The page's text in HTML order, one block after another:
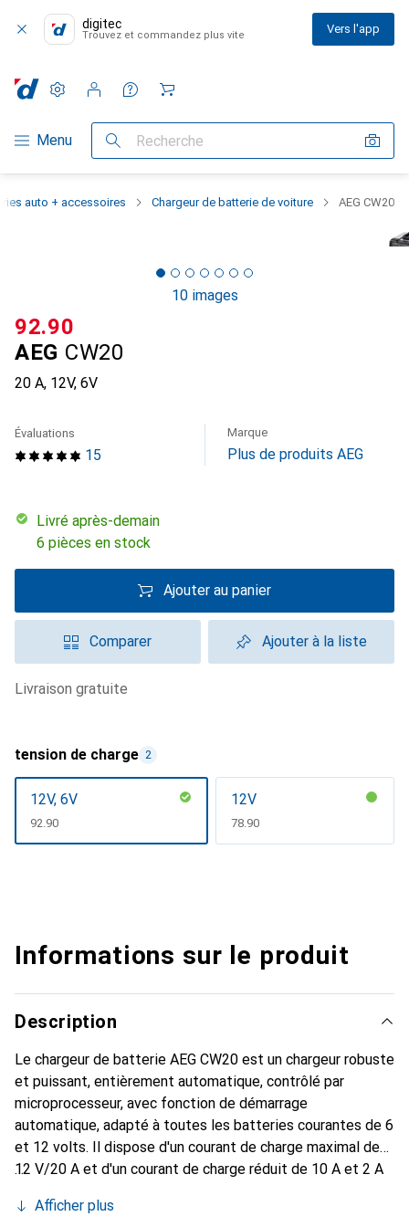
digitec
Trouvez et commandez plus vite Vers l'app
Navigation par catégorie
Menu Recherche
Paramètres
Compte client
Listes de comparaison
Listes d'envies
Panier
auto + accessoires Chargeur de batterie de voiture AEG CW20
10 images
AEG CW20
20 A, 12V, 6V
CHF
92.90
15
Évaluations Marque
Plus de produits AEG
Livré après-demain
6 pièces en stock
Ajouter au panier
Comparer Ajouter à la liste
livraison gratuite
tension de charge 2
12V, 6V
CHF
92.90
12V
CHF
78.90
Informations sur le produit
Description
Le chargeur de batterie AEG CW20 est un chargeur robuste
et puissant, entièrement automatique, contrôlé par
microprocesseur, avec fonction de démarrage
automatique, adapté à toutes les batteries courantes de 6
et 12 volts. Il dispose d'un courant de charge maximal de
12 V/20 A et d'un courant de charge réduit de 10 A et 2 A
La fonction de charge d'entretien (2 A) est idéale pour les
Afficher plus